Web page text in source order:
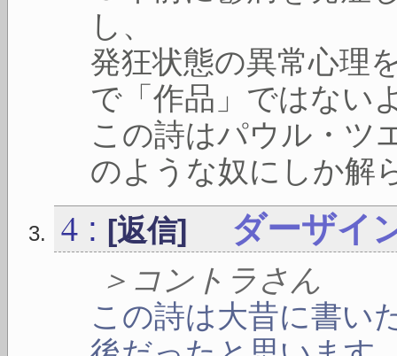
し、
発狂状態の異常心理
で「作品」ではない
この詩はパウル・ツ
のような奴にしか解
4 : [返信] ダーザイ
＞コントラさん
この詩は大昔に書い